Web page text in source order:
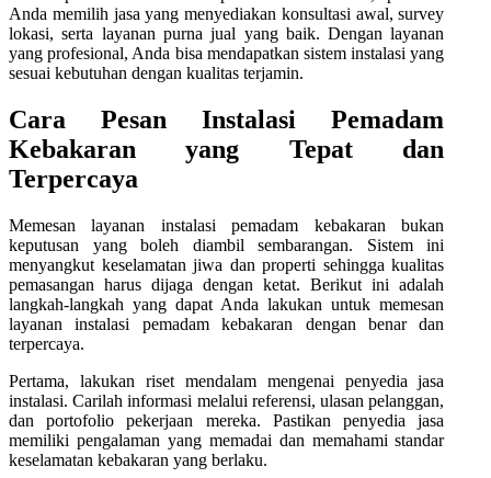
Anda memilih jasa yang menyediakan konsultasi awal, survey
lokasi, serta layanan purna jual yang baik. Dengan layanan
yang profesional, Anda bisa mendapatkan sistem instalasi yang
sesuai kebutuhan dengan kualitas terjamin.
Cara Pesan Instalasi Pemadam
Kebakaran yang Tepat dan
Terpercaya
Memesan layanan instalasi pemadam kebakaran bukan
keputusan yang boleh diambil sembarangan. Sistem ini
menyangkut keselamatan jiwa dan properti sehingga kualitas
pemasangan harus dijaga dengan ketat. Berikut ini adalah
langkah-langkah yang dapat Anda lakukan untuk memesan
layanan instalasi pemadam kebakaran dengan benar dan
terpercaya.
Pertama, lakukan riset mendalam mengenai penyedia jasa
instalasi. Carilah informasi melalui referensi, ulasan pelanggan,
dan portofolio pekerjaan mereka. Pastikan penyedia jasa
memiliki pengalaman yang memadai dan memahami standar
keselamatan kebakaran yang berlaku.